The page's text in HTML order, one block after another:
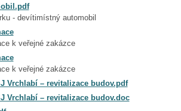
- devítimístný automobil
k veřejné zakázce
k veřejné zakázce
Vrchlabí – revitalizace budov.pdf
Vrchlabí – revitalizace budov.doc